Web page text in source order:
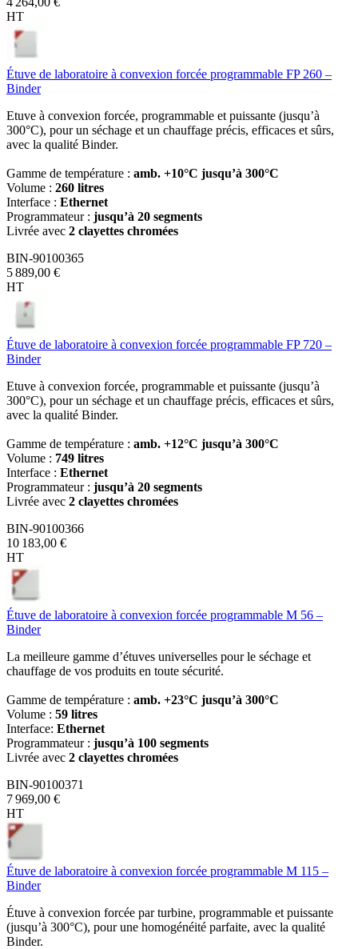
HT
Étuve de laboratoire à convexion forcée programmable FP 260 –
Binder
Etuve à convexion forcée, programmable et puissante (jusqu’à
300°C), pour un séchage et un chauffage précis, efficaces et sûrs,
avec la qualité Binder.
Gamme de température : amb. +10°C jusqu’à 300°C
Volume : 260 litres
Interface : Ethernet
Programmateur : jusqu’à 20 segments
Livrée avec 2 clayettes chromées
BIN-90100365
5 889,00 €
HT
Étuve de laboratoire à convexion forcée programmable FP 720 –
Binder
Etuve à convexion forcée, programmable et puissante (jusqu’à
300°C), pour un séchage et un chauffage précis, efficaces et sûrs,
avec la qualité Binder.
Gamme de température : amb. +12°C jusqu’à 300°C
Volume : 749 litres
Interface : Ethernet
Programmateur : jusqu’à 20 segments
Livrée avec 2 clayettes chromées
BIN-90100366
10 183,00 €
HT
Étuve de laboratoire à convexion forcée programmable M 56 –
Binder
La meilleure gamme d’étuves universelles pour le séchage et
chauffage de vos produits en toute sécurité.
Gamme de température : amb. +23°C jusqu’à 300°C
Volume : 59 litres
Interface: Ethernet
Programmateur : jusqu’à 100 segments
Livrée avec 2 clayettes chromées
BIN-90100371
7 969,00 €
HT
Étuve de laboratoire à convexion forcée programmable M 115 –
Binder
Étuve à convexion forcée par turbine, programmable et puissante
(jusqu’à 300°C), pour une homogénéité parfaite, avec la qualité
Binder.